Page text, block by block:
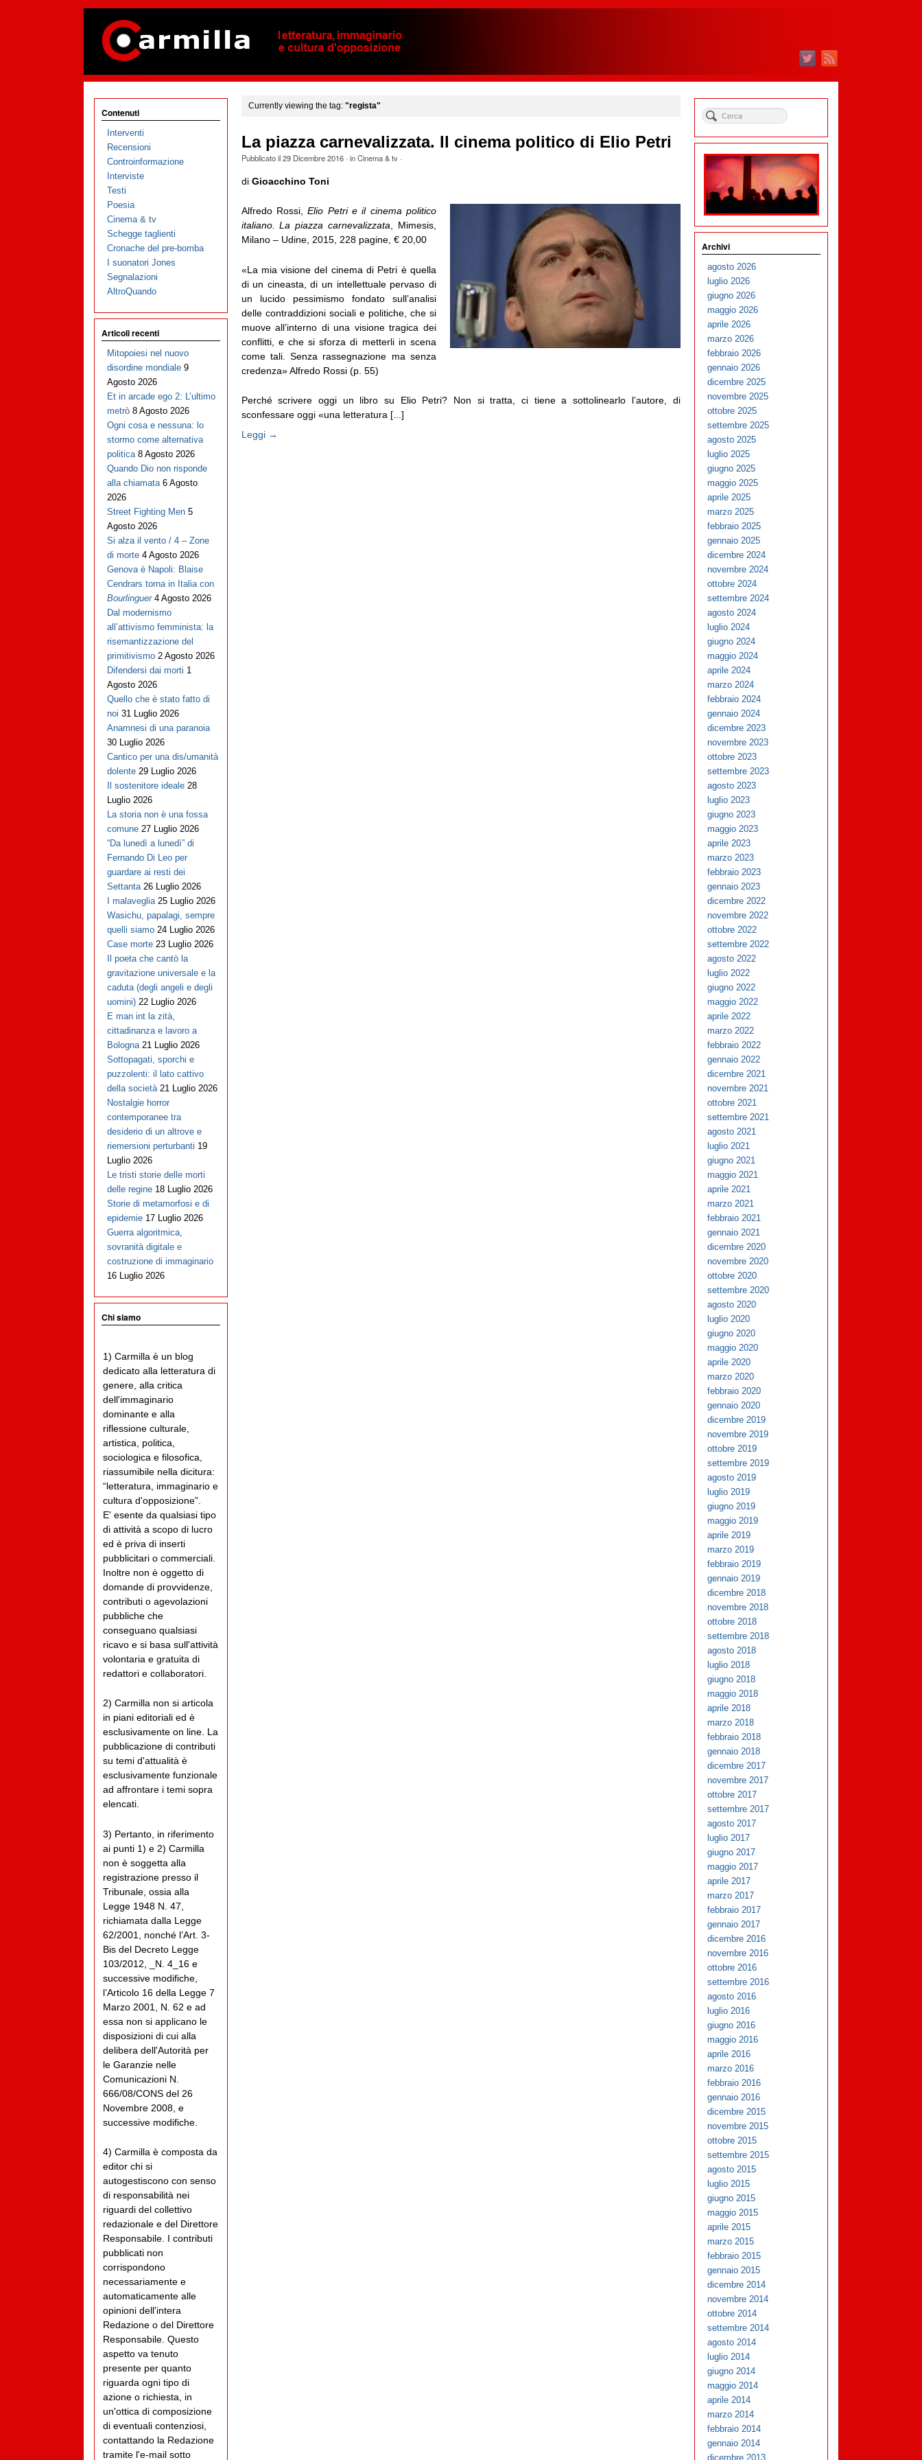
Currently viewing the tag: "regista"
La piazza carnevalizzata. Il cinema politico di Elio Petri
Pubblicato il29 Dicembre 2016· inCinema & tv·
di Gioacchino Toni
Alfredo Rossi,Elio Petri e il cinema politico
italiano. La piazza carnevalizzata , Mimesis,
Milano – Udine, 2015, 228 pagine, € 20,00
«La mia visione del cinema di Petri è quella
di un cineasta, di un intellettuale pervaso di
un lucido pessimismo fondato sull’analisi
delle contraddizioni sociali e politiche, che si
muove all’interno di una visione tragica dei
conflitti, e che si sforza di metterli in scena
come tali. Senza rassegnazione ma senza
credenza» Alfredo Rossi (p. 55)
Perché scrivere oggi un libro su Elio Petri? Non si tratta, ci tiene a sottolinearlo l’autore, di
sconfessare oggi «una letteratura [...]
Leggi →
Contenuti
Interventi
Recensioni
Controinformazione
Interviste
Testi
Poesia
Cinema & tv
Schegge taglienti
Cronache del pre-bomba
I suonatori Jones
Segnalazioni
AltroQuando
Articoli recenti
Mitopoiesi nel nuovo
disordine mondiale 9
Agosto 2026
Et in arcade ego 2: L’ultimo
metrò 8 Agosto 2026
Ogni cosa e nessuna: lo
stormo come alternativa
politica 8 Agosto 2026
Quando Dio non risponde
alla chiamata 6 Agosto
2026
Street Fighting Men 5
Agosto 2026
Si alza il vento / 4 – Zone
di morte 4 Agosto 2026
Genova è Napoli: Blaise
Cendrars torna in Italia con
Bourlinguer 4 Agosto 2026
Dal modernismo
all’attivismo femminista: la
risemantizzazione del
primitivismo 2 Agosto 2026
Difendersi dai morti 1
Agosto 2026
Quello che è stato fatto di
noi 31 Luglio 2026
Anamnesi di una paranoia
30 Luglio 2026
Cantico per una dis/umanità
dolente 29 Luglio 2026
Il sostenitore ideale 28
Luglio 2026
La storia non è una fossa
comune 27 Luglio 2026
“Da lunedì a lunedì” di
Fernando Di Leo per
guardare ai resti dei
Settanta 26 Luglio 2026
I malaveglia 25 Luglio 2026
Wasichu, papalagi, sempre
quelli siamo 24 Luglio 2026
Case morte 23 Luglio 2026
Il poeta che cantò la
gravitazione universale e la
caduta (degli angeli e degli
uomini) 22 Luglio 2026
E man int la zità,
cittadinanza e lavoro a
Bologna 21 Luglio 2026
Sottopagati, sporchi e
puzzolenti: il lato cattivo
della società 21 Luglio 2026
Nostalgie horror
contemporanee tra
desiderio di un altrove e
riemersioni perturbanti 19
Luglio 2026
Le tristi storie delle morti
delle regine 18 Luglio 2026
Storie di metamorfosi e di
epidemie 17 Luglio 2026
Guerra algoritmica,
sovranità digitale e
costruzione di immaginario
16 Luglio 2026
Chi siamo
1) Carmilla è un blog
dedicato alla letteratura di
genere, alla critica
dell'immaginario
dominante e alla
riflessione culturale,
artistica, politica,
sociologica e filosofica,
riassumibile nella dicitura:
“letteratura, immaginario e
cultura d'opposizione”.
E' esente da qualsiasi tipo
di attività a scopo di lucro
ed è priva di inserti
pubblicitari o commerciali.
Inoltre non è oggetto di
domande di provvidenze,
contributi o agevolazioni
pubbliche che
conseguano qualsiasi
ricavo e si basa sull'attività
volontaria e gratuita di
redattori e collaboratori.
2) Carmilla non si articola
in piani editoriali ed è
esclusivamente on line. La
pubblicazione di contributi
su temi d'attualità è
esclusivamente funzionale
ad affrontare i temi sopra
elencati.
3) Pertanto, in riferimento
ai punti 1) e 2) Carmilla
non è soggetta alla
registrazione presso il
Tribunale, ossia alla
Legge 1948 N. 47,
richiamata dalla Legge
62/2001, nonché l’Art. 3-
Bis del Decreto Legge
103/2012, _N. 4_16 e
successive modifiche,
l’Articolo 16 della Legge 7
Marzo 2001, N. 62 e ad
essa non si applicano le
disposizioni di cui alla
delibera dell'Autorità per
le Garanzie nelle
Comunicazioni N.
666/08/CONS del 26
Novembre 2008, e
successive modifiche.
4) Carmilla è composta da
editor chi si
autogestiscono con senso
di responsabilità nei
riguardi del collettivo
redazionale e del Direttore
Responsabile. I contributi
pubblicati non
corrispondono
necessariamente e
automaticamente alle
opinioni dell'intera
Redazione o del Direttore
Responsabile. Questo
aspetto va tenuto
presente per quanto
riguarda ogni tipo di
azione o richiesta, in
un'ottica di composizione
di eventuali contenziosi,
contattando la Redazione
tramite l'e-mail sotto
Archivi
agosto 2026
luglio 2026
giugno 2026
maggio 2026
aprile 2026
marzo 2026
febbraio 2026
gennaio 2026
dicembre 2025
novembre 2025
ottobre 2025
settembre 2025
agosto 2025
luglio 2025
giugno 2025
maggio 2025
aprile 2025
marzo 2025
febbraio 2025
gennaio 2025
dicembre 2024
novembre 2024
ottobre 2024
settembre 2024
agosto 2024
luglio 2024
giugno 2024
maggio 2024
aprile 2024
marzo 2024
febbraio 2024
gennaio 2024
dicembre 2023
novembre 2023
ottobre 2023
settembre 2023
agosto 2023
luglio 2023
giugno 2023
maggio 2023
aprile 2023
marzo 2023
febbraio 2023
gennaio 2023
dicembre 2022
novembre 2022
ottobre 2022
settembre 2022
agosto 2022
luglio 2022
giugno 2022
maggio 2022
aprile 2022
marzo 2022
febbraio 2022
gennaio 2022
dicembre 2021
novembre 2021
ottobre 2021
settembre 2021
agosto 2021
luglio 2021
giugno 2021
maggio 2021
aprile 2021
marzo 2021
febbraio 2021
gennaio 2021
dicembre 2020
novembre 2020
ottobre 2020
settembre 2020
agosto 2020
luglio 2020
giugno 2020
maggio 2020
aprile 2020
marzo 2020
febbraio 2020
gennaio 2020
dicembre 2019
novembre 2019
ottobre 2019
settembre 2019
agosto 2019
luglio 2019
giugno 2019
maggio 2019
aprile 2019
marzo 2019
febbraio 2019
gennaio 2019
dicembre 2018
novembre 2018
ottobre 2018
settembre 2018
agosto 2018
luglio 2018
giugno 2018
maggio 2018
aprile 2018
marzo 2018
febbraio 2018
gennaio 2018
dicembre 2017
novembre 2017
ottobre 2017
settembre 2017
agosto 2017
luglio 2017
giugno 2017
maggio 2017
aprile 2017
marzo 2017
febbraio 2017
gennaio 2017
dicembre 2016
novembre 2016
ottobre 2016
settembre 2016
agosto 2016
luglio 2016
giugno 2016
maggio 2016
aprile 2016
marzo 2016
febbraio 2016
gennaio 2016
dicembre 2015
novembre 2015
ottobre 2015
settembre 2015
agosto 2015
luglio 2015
giugno 2015
maggio 2015
aprile 2015
marzo 2015
febbraio 2015
gennaio 2015
dicembre 2014
novembre 2014
ottobre 2014
settembre 2014
agosto 2014
luglio 2014
giugno 2014
maggio 2014
aprile 2014
marzo 2014
febbraio 2014
gennaio 2014
dicembre 2013